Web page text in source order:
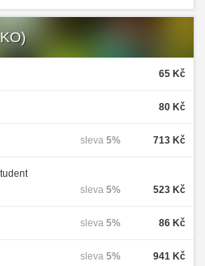
65 Kč
80 Kč
713 Kč
sleva 5%
523 Kč
sleva 5%
86 Kč
sleva 5%
941 Kč
sleva 5%